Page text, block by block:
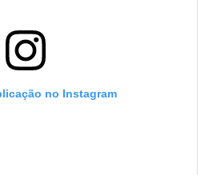
no Instagram